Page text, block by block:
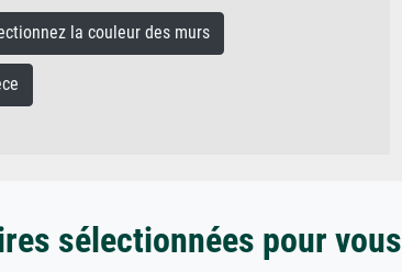
la couleur des murs
sélectionnées pour vous